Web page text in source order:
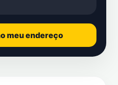
meu endereço